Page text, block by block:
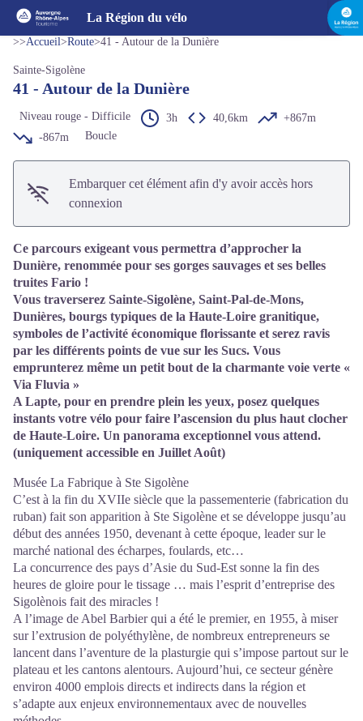
La Région du vélo
>>Accueil>Route>41 - Autour de la Dunière
Sainte-Sigolène
41 - Autour de la Dunière
Niveau rouge - Difficile 3h 40,6km
+867m
-867m
Boucle
Embarquer cet élément afin d'y avoir accès hors
connexion
Ce parcours exigeant vous permettra d’approcher la
Dunière, renommée pour ses gorges sauvages et ses belles
truites Fario !
Vous traverserez Sainte-Sigolène, Saint-Pal-de-Mons,
Dunières, bourgs typiques de la Haute-Loire granitique,
symboles de l’activité économique florissante et serez ravis
par les différents points de vue sur les Sucs. Vous
emprunterez même un petit bout de la charmante voie verte «
Via Fluvia »
A Lapte, pour en prendre plein les yeux, posez quelques
instants votre vélo pour faire l’ascension du plus haut clocher
de Haute-Loire. Un panorama exceptionnel vous attend.
(uniquement accessible en Juillet Août)
Musée La Fabrique à Ste Sigolène
C’est à la fin du XVIIe siècle que la passementerie (fabrication du
ruban) fait son apparition à Ste Sigolène et se développe jusqu’au
début des années 1950, devenant à cette époque, leader sur le
marché national des écharpes, foulards, etc…
La concurrence des pays d’Asie du Sud-Est sonne la fin des
heures de gloire pour le tissage … mais l’esprit d’entreprise des
Sigolènois fait des miracles !
A l’image de Abel Barbier qui a été le premier, en 1955, à miser
sur l’extrusion de polyéthylène, de nombreux entrepreneurs se
lancent dans l’aventure de la plasturgie qui s’impose partout sur le
plateau et les cantons alentours. Aujourd’hui, ce secteur génère
environ 4000 emplois directs et indirects dans la région et
s’adapte aux enjeux environnementaux avec de nouvelles